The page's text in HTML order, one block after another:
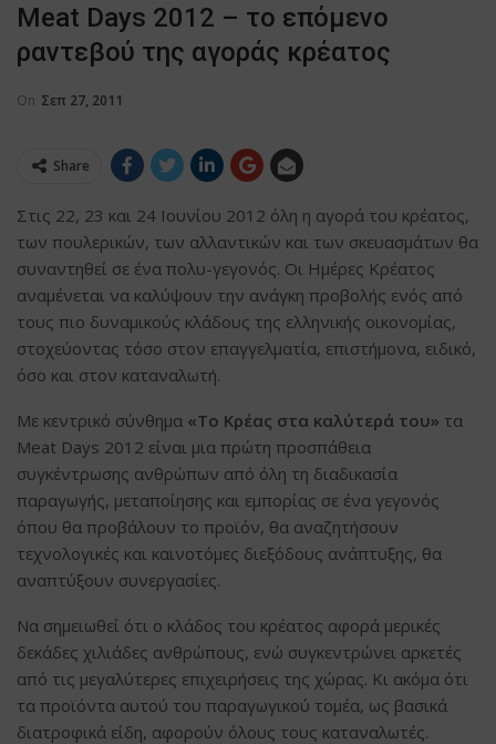
Meat Days 2012 – το επόμενο
ραντεβού της αγοράς κρέατος
On Σεπ 27, 2011
Share
Στις 22, 23 και 24 Ιουνίου 2012 όλη η αγορά του κρέατος,
των πουλερικών, των αλλαντικών και των σκευασμάτων θα
συναντηθεί σε ένα πολυ-γεγονός. Οι Ημέρες Κρέατος
αναμένεται να καλύψουν την ανάγκη προβολής ενός από
τους πιο δυναμικούς κλάδους της ελληνικής οικονομίας,
στοχεύοντας τόσο στον επαγγελματία, επιστήμονα, ειδικό,
όσο και στον καταναλωτή.
Με κεντρικό σύνθημα «Το Κρέας στα καλύτερά του» τα
Meat Days 2012 είναι μια πρώτη προσπάθεια
συγκέντρωσης ανθρώπων από όλη τη διαδικασία
παραγωγής, μεταποίησης και εμπορίας σε ένα γεγονός
όπου θα προβάλουν το προϊόν, θα αναζητήσουν
τεχνολογικές και καινοτόμες διεξόδους ανάπτυξης, θα
αναπτύξουν συνεργασίες.
Να σημειωθεί ότι ο κλάδος του κρέατος αφορά μερικές
δεκάδες χιλιάδες ανθρώπους, ενώ συγκεντρώνει αρκετές
από τις μεγαλύτερες επιχειρήσεις της χώρας. Κι ακόμα ότι
τα προϊόντα αυτού του παραγωγικού τομέα, ως βασικά
διατροφικά είδη, αφορούν όλους τους καταναλωτές.